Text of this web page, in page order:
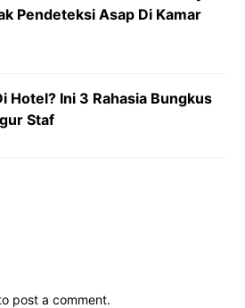
Pendeteksi Asap Di Kamar
Hotel? Ini 3 Rahasia Bungkus
Staf
post a comment.